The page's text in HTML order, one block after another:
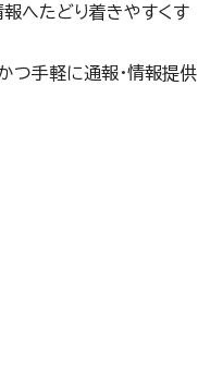
報へたどり着きやすくす
つ手軽に通報・情報提供